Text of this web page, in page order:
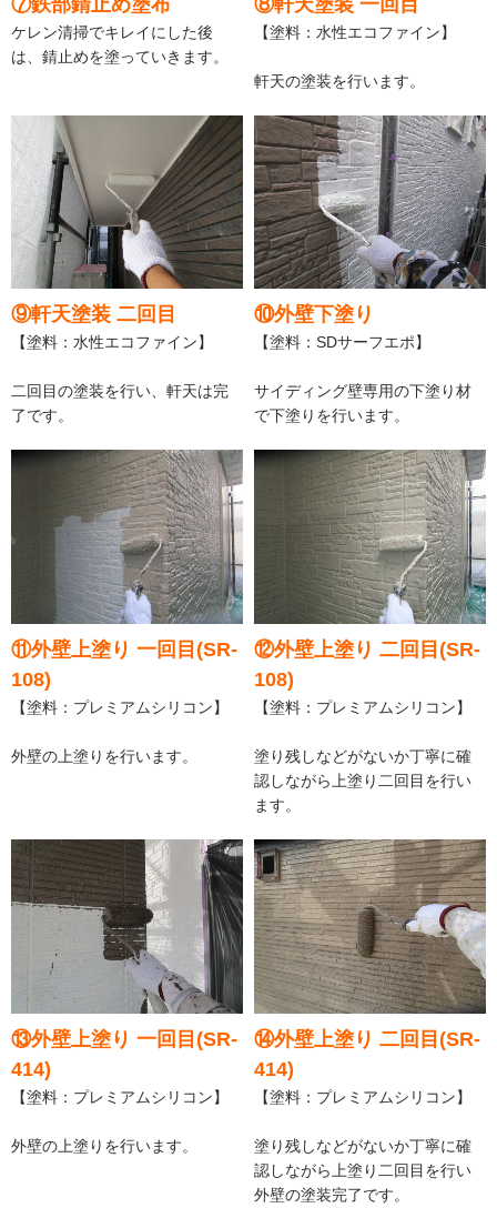
ケレン清掃でキレイにした後
は、錆止めを塗っていきます。
【塗料：水性エコファイン】
軒天の塗装を行います。
⑨軒天塗装 二回目
【塗料：水性エコファイン】
二回目の塗装を行い、軒天は完
了です。
⑩外壁下塗り
【塗料：SDサーフエポ】
サイディング壁専用の下塗り材
で下塗りを行います。
⑪外壁上塗り 一回目(SR-
108)
【塗料：プレミアムシリコン】
外壁の上塗りを行います。
⑫外壁上塗り 二回目(SR-
108)
【塗料：プレミアムシリコン】
塗り残しなどがないか丁寧に確
認しながら上塗り二回目を行い
ます。
⑬外壁上塗り 一回目(SR-
414)
【塗料：プレミアムシリコン】
外壁の上塗りを行います。
⑭外壁上塗り 二回目(SR-
414)
【塗料：プレミアムシリコン】
塗り残しなどがないか丁寧に確
認しながら上塗り二回目を行い
外壁の塗装完了です。